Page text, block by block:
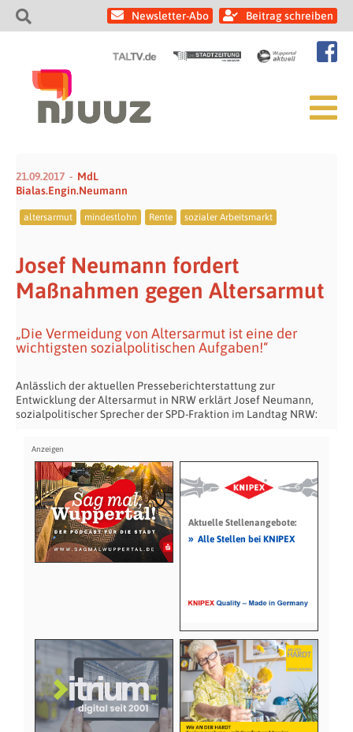
Newsletter-Abo Beitrag schreiben
21.09.2017
MdL
Bialas.Engin.Neumann
altersarmut mindestlohn Rente sozialer Arbeitsmarkt
Josef Neumann fordert
Maßnahmen gegen Altersarmut
„Die Vermeidung von Altersarmut ist eine der
wichtigsten sozialpolitischen Aufgaben!“
Anlässlich der aktuellen Presseberichterstattung zur
Entwicklung der Altersarmut in NRW erklärt Josef Neumann,
sozialpolitischer Sprecher der SPD-Fraktion im Landtag NRW:
Aktuelle Stellenangebote:
» Alle Stellen bei KNIPEX